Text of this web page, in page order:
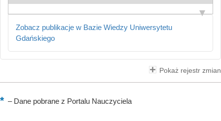
Zobacz publikacje w Bazie Wiedzy Uniwersytetu
Gdańskiego
Pokaż rejestr zmian
–Dane pobrane z Portalu Nauczyciela